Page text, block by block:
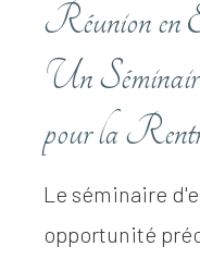
Réunion en
Un
pour la
Le séminaire
opportunité